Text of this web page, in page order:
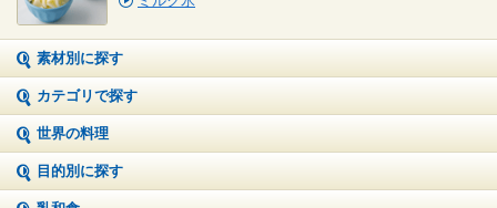
素材別に探す
カテゴリで探す
世界の料理
目的別に探す